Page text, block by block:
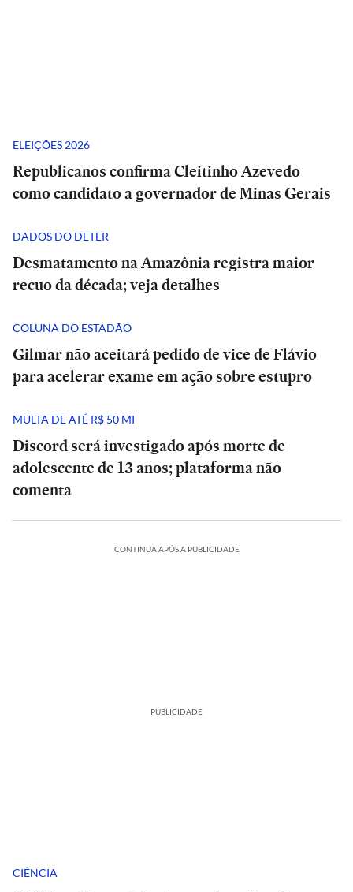
ELEIÇÕES 2026
Republicanos confirma Cleitinho Azevedo
como candidato a governador de Minas Gerais
DADOS DO DETER
Desmatamento na Amazônia registra maior
recuo da década; veja detalhes
COLUNA DO ESTADÃO
Gilmar não aceitará pedido de vice de Flávio
para acelerar exame em ação sobre estupro
MULTA DE ATÉ R$ 50 MI
Discord será investigado após morte de
adolescente de 13 anos; plataforma não
comenta
CONTINUA APÓS A PUBLICIDADE
PUBLICIDADE
CIÊNCIA